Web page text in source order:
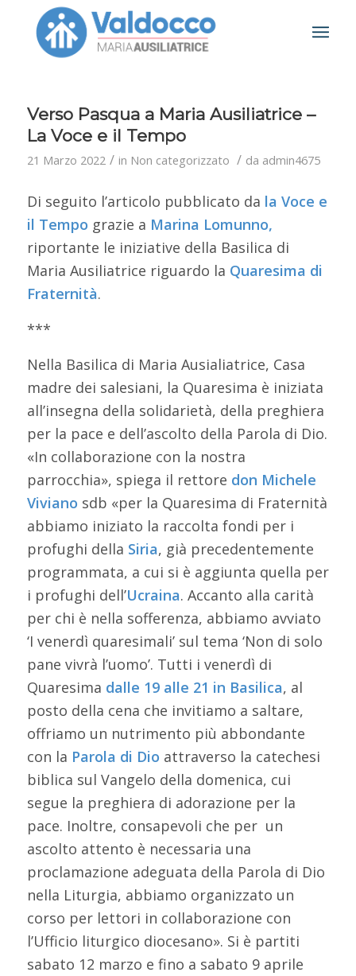
Verso Pasqua a Maria Ausiliatrice –
La Voce e il Tempo
21 Marzo 2022 / in Non categorizzato / da admin4675
Di seguito l’articolo pubblicato da la Voce e
il Tempo grazie a Marina Lomunno,
riportante le iniziative della Basilica di
Maria Ausiliatrice riguardo la Quaresima di
Fraternità.
***
Nella Basilica di Maria Ausialiatrice, Casa
madre dei salesiani, la Quaresima è iniziata
all’insegna della solidarietà, della preghiera
per la pace e dell’ascolto della Parola di Dio.
«In collaborazione con la nostra
parrocchia», spiega il rettore don Michele
Viviano sdb «per la Quaresima di Fraternità
abbiamo iniziato la raccolta fondi per i
profughi della Siria, già precedentemente
programmata, a cui si è aggiunta quella per
i profughi dell’Ucraina. Accanto alla carità
per chi è nella sofferenza, abbiamo avviato
‘I venerdì quaresimali’ sul tema ‘Non di solo
pane vivrà l’uomo’. Tutti i venerdì di
Quaresima dalle 19 alle 21 in Basilica, al
posto della cena che invitiamo a saltare,
offriamo un nutrimento più abbondante
con la Parola di Dio attraverso la catechesi
biblica sul Vangelo della domenica, cui
segue la preghiera di adorazione per la
pace. Inoltre, consapevoli che per un
ascolto attento è necessaria una
proclamazione adeguata della Parola di Dio
nella Liturgia, abbiamo organizzato un
corso per lettori in collaborazione con
l’Ufficio liturgico diocesano». Si è partiti
sabato 12 marzo e fino a sabato 9 aprile